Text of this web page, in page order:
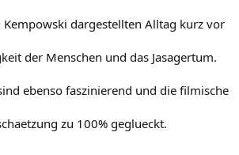
Kempowski dargestellten Alltag kurz vor
der Menschen und das Jasagertum.
ebenso faszinierend und die filmische
zu 100% geglueckt.